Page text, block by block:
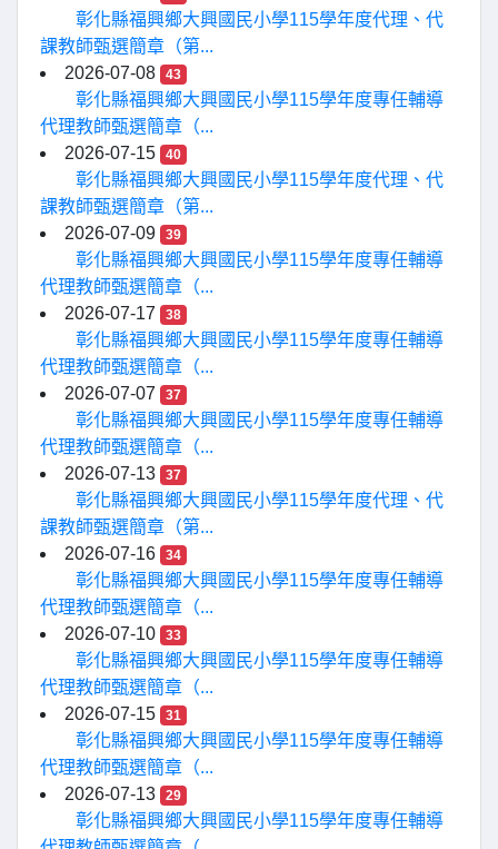
彰化縣福興鄉大興國民小學115學年度代理、代
課教師甄選簡章（第...
2026-07-08
43
彰化縣福興鄉大興國民小學115學年度專任輔導
代理教師甄選簡章（...
2026-07-15
40
彰化縣福興鄉大興國民小學115學年度代理、代
課教師甄選簡章（第...
2026-07-09
39
彰化縣福興鄉大興國民小學115學年度專任輔導
代理教師甄選簡章（...
2026-07-17
38
彰化縣福興鄉大興國民小學115學年度專任輔導
代理教師甄選簡章（...
2026-07-07
37
彰化縣福興鄉大興國民小學115學年度專任輔導
代理教師甄選簡章（...
2026-07-13
37
彰化縣福興鄉大興國民小學115學年度代理、代
課教師甄選簡章（第...
2026-07-16
34
彰化縣福興鄉大興國民小學115學年度專任輔導
代理教師甄選簡章（...
2026-07-10
33
彰化縣福興鄉大興國民小學115學年度專任輔導
代理教師甄選簡章（...
2026-07-15
31
彰化縣福興鄉大興國民小學115學年度專任輔導
代理教師甄選簡章（...
2026-07-13
29
彰化縣福興鄉大興國民小學115學年度專任輔導